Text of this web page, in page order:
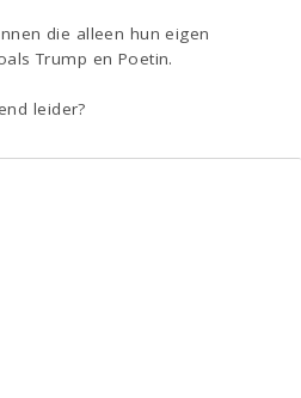
die alleen hun eigen
Trump en Poetin.
leider?